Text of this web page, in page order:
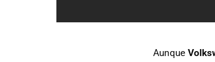
Aunque